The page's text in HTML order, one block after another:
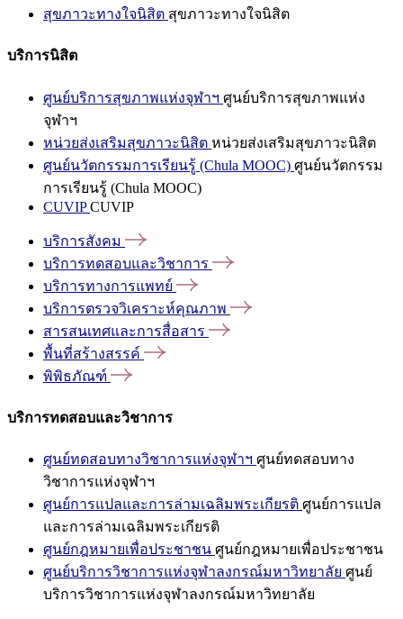
สุขภาวะทางใจนิสิต สุขภาวะทางใจนิสิต
บริการนิสิต
ศูนย์บริการสุขภาพแห่งจุฬาฯ ศูนย์บริการสุขภาพแห่ง
จุฬาฯ
หน่วยส่งเสริมสุขภาวะนิสิต หน่วยส่งเสริมสุขภาวะนิสิต
ศูนย์นวัตกรรมการเรียนรู้ (Chula MOOC) ศูนย์นวัตกรรม
การเรียนรู้ (Chula MOOC)
CUVIPCUVIP
บริการสังคม
บริการทดสอบและวิชาการ
บริการทางการแพทย์
บริการตรวจวิเคราะห์คุณภาพ
สารสนเทศและการสื่อสาร
พื้นที่สร้างสรรค์
พิพิธภัณฑ์
บริการทดสอบและวิชาการ
ศูนย์ทดสอบทางวิชาการแห่งจุฬาฯ ศูนย์ทดสอบทาง
วิชาการแห่งจุฬาฯ
ศูนย์การแปลและการล่ามเฉลิมพระเกียรติ ศูนย์การแปล
และการล่ามเฉลิมพระเกียรติ
ศูนย์กฎหมายเพื่อประชาชน ศูนย์กฎหมายเพื่อประชาชน
ศูนย์บริการวิชาการแห่งจุฬาลงกรณ์มหาวิทยาลัย ศูนย์
บริการวิชาการแห่งจุฬาลงกรณ์มหาวิทยาลัย